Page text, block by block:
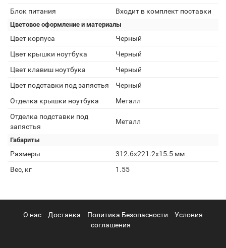
Блок питания Входит в комплект поставки
Цветовое оформление и материалы
Цвет корпуса
Черный
Цвет крышки ноутбука
Черный
Цвет клавиш ноутбука
Черный
Цвет подставки под запястья
Черный
Отделка крышки ноутбука
Металл
Отделка подставки под
запястья
Металл
Габариты
Размеры
312.6x221.2x15.5 мм
Вес, кг
1.55
О нас Доставка Политика Безопасности
Условия
соглашения